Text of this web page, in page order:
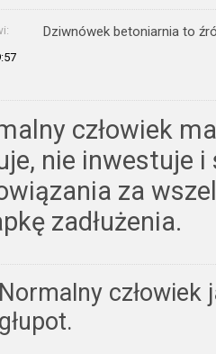
Dziwnówek betoniarnia to
człowiek
nie inwestuje i
za
zadłużenia.
Normalny człowiek
głupot.